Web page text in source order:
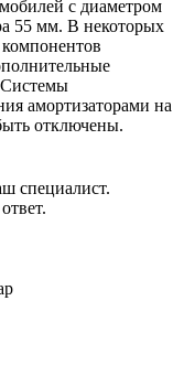
с диаметром
55 мм. В некоторых
Системы
амортизаторами на
отключены.
специалист.